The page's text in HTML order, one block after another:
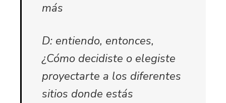
más
D: entiendo, entonces,
¿Cómo decidiste o elegiste
proyectarte a los diferentes
sitios donde estás